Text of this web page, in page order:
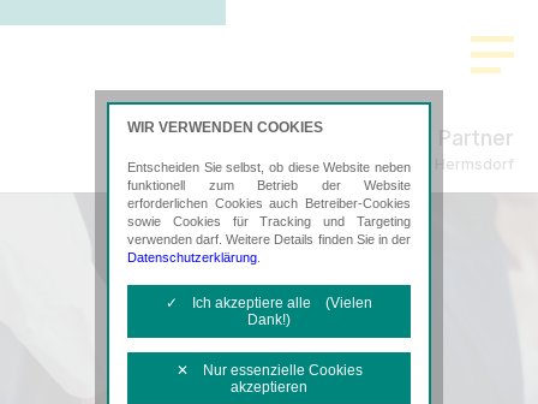
Freund & Partner
Steuerberatung in Hermsdorf
WIR VERWENDEN COOKIES
Entscheiden Sie selbst, ob diese Website neben
funktionell zum Betrieb der Website
erforderlichen Cookies auch Betreiber-Cookies
sowie Cookies für Tracking und Targeting
verwenden darf. Weitere Details finden Sie in der
Datenschutzerklärung
✓ Ich akzeptiere alle (Vielen
Dank!)
✕ Nur essenzielle Cookies
akzeptieren